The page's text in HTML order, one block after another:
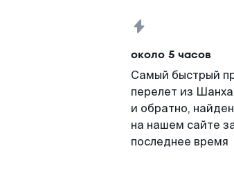
около 5 часов
Самый быстрый
перелет из
и обратно,
на нашем сайте
последнее время